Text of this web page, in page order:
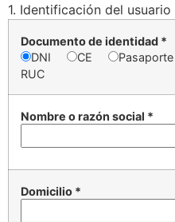
1. Identificación del
Documento de identidad *
DNI
CE
RUC
Nombre o razón social *
Domicilio *